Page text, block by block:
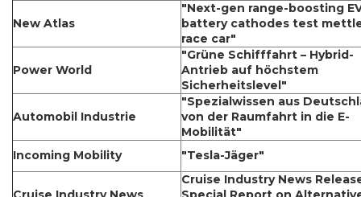
New Atlas
"Next-gen range-boosting
battery cathodes test
race car"
Power World
"Grüne Schifffahrt – Hybrid-
Antrieb auf höchstem
Sicherheitslevel"
Automobil Industrie
"Spezialwissen aus
von der Raumfahrt in die E-
Mobilität"
Incoming Mobility
"Tesla-Jäger"
Cruise Industry News